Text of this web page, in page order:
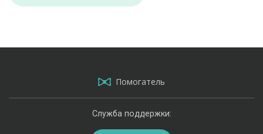
Помогатель
Служба поддержки: